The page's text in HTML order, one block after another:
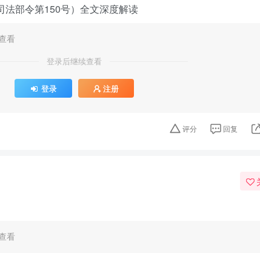
法部令第150号）全文深度解读
看
登录后继续查看
登录 注册
评分 回复
看